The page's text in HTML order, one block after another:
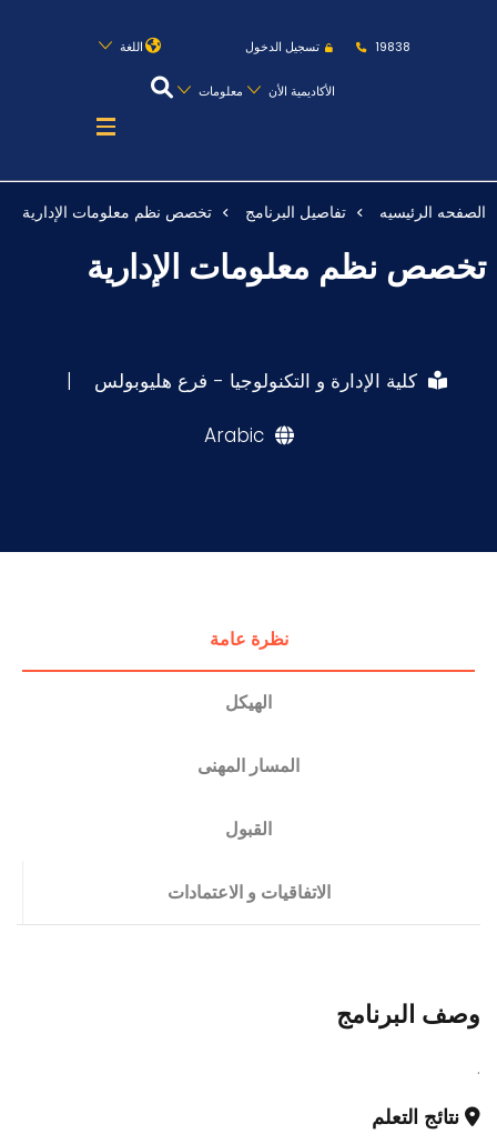
19838 تسجيل الدخول اللغة
الأكاديمية الأن معلومات
عن الأكاديمية
النقل البحري
الدراسات الأكاديمية
المجمعات
الصفحه الرئيسيه تفاصيل البرنامج تخصص نظم معلومات الإدارية
تخصص نظم معلومات الإدارية
كلية الإدارة و التكنولوجيا - فرع هليوبولس
Arabic
نظرة عامة
الهيكل
المسار المهنى
القبول
الاتفاقيات و الاعتمادات
وصف البرنامج
.
نتائج التعلم